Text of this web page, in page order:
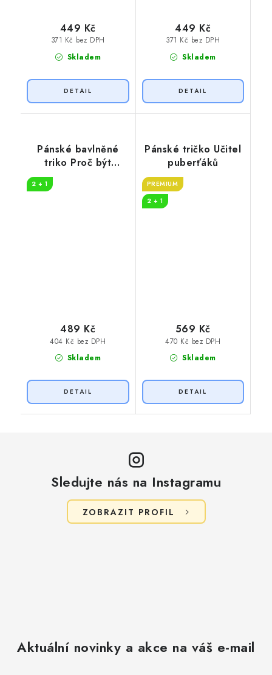
Skladem
371 Kč bez DPH
449 Kč
Skladem
371 Kč bez DPH
449 Kč
Pánské bavlněné
triko Proč být
2 + 1
Skladem
404 Kč bez DPH
489 Kč
Pánské tričko Učitel
puberťáků
PREMIUM
2 + 1
Skladem
470 Kč bez DPH
569 Kč
Sledujte nás na Instagramu
ZOBRAZIT PROFIL
Aktuální novinky a akce na váš e-mail